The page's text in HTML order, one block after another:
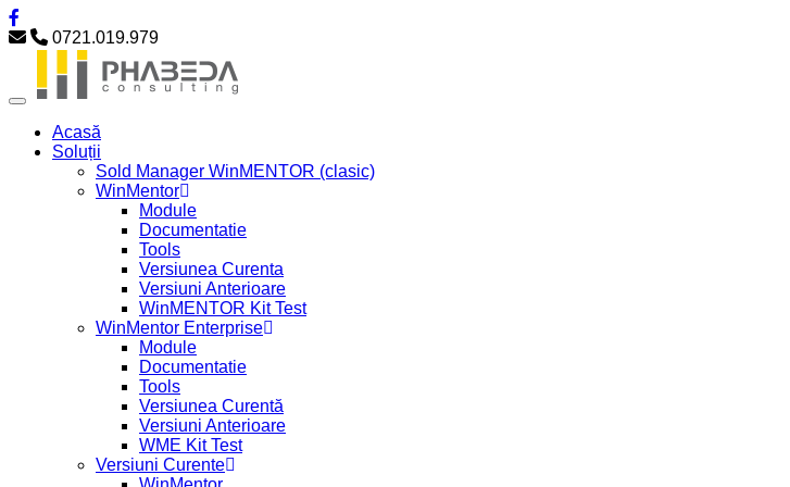
0721.019.979
Acasă
Soluții
Sold Manager WinMENTOR (clasic)
WinMentor
Module
Documentatie
Tools
Versiunea Curenta
Versiuni Anterioare
WinMENTOR Kit Test
WinMentor Enterprise
Module
Documentatie
Tools
Versiunea Curentă
Versiuni Anterioare
WME Kit Test
Versiuni Curente